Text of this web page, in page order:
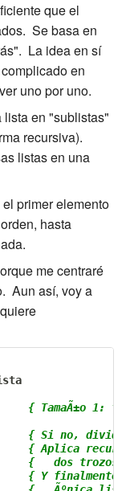
que el
Se basa en
La idea en sí
en
uno por uno.
lista en "sublistas"
recursiva).
listas en una
primer elemento
hasta
me centraré
Aun así, voy a
a { TamaÃ±o 1:
{ Si no, divide
{ Aplica
{   dos trozos
{ Y finalmente